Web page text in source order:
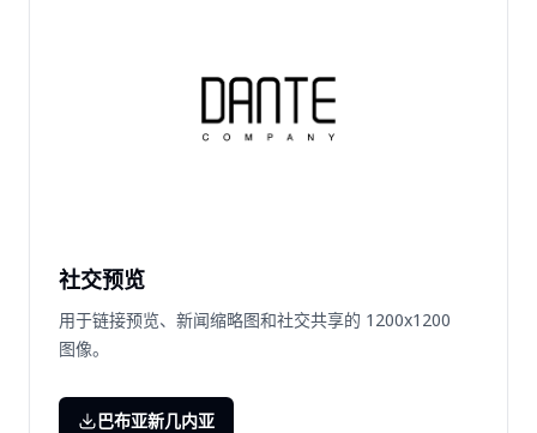
社交预览
用于链接预览、新闻缩略图和社交共享的 1200x1200
图像。
巴布亚新几内亚